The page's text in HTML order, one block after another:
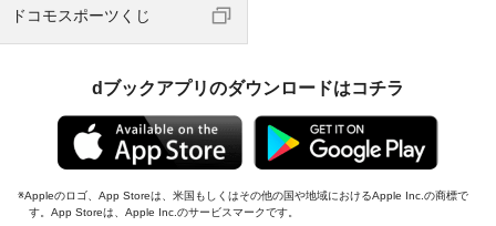
ドコモスポーツくじ
dブックアプリのダウンロードはコチラ
Appleのロゴ、App Storeは、米国もしくはその他の国や地域におけるApple Inc.の商標で
す。App Storeは、Apple Inc.のサービスマークです。